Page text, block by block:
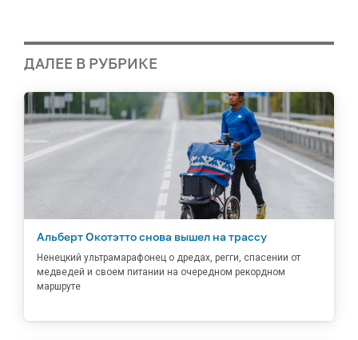
ДАЛЕЕ В РУБРИКЕ
Альберт Окотэтто снова вышел на трассу
Ненецкий ультрамарафонец о дредах, регги, спасении от
медведей и своем питании на очередном рекордном
маршруте